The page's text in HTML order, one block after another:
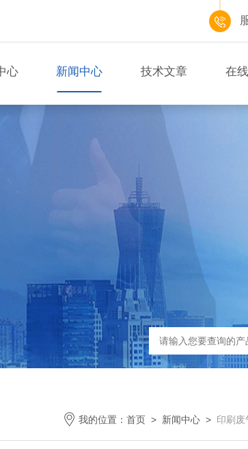
心 新闻中心 技术文章 在
我的位置： 首页 > 新闻中心 > 印刷